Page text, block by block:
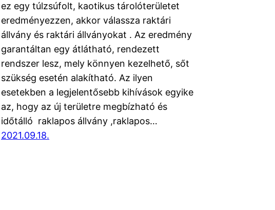
ez egy túlzsúfolt, kaotikus tárolóterületet
eredményezzen, akkor válassza raktári
állvány és raktári állványokat . Az eredmény
garantáltan egy átlátható, rendezett
rendszer lesz, mely könnyen kezelhető, sőt
szükség esetén alakítható. Az ilyen
esetekben a legjelentősebb kihívások egyike
az, hogy az új területre megbízható és
időtálló raklapos állvány ,raklapos…
2021.09.18.